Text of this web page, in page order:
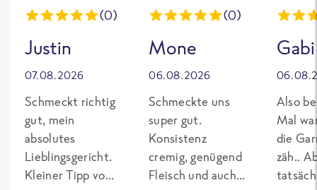
(0)
Justin
07.08.2026
Schmeckt richtig
gut, mein
absolutes
Lieblingsgericht.
Kleiner Tipp von
(0)
Mone
06.08.2026
Schmeckte uns
super gut.
Konsistenz
cremig, genügend
Fleisch und auch
Gabi
Also
Mal
die
zäh..